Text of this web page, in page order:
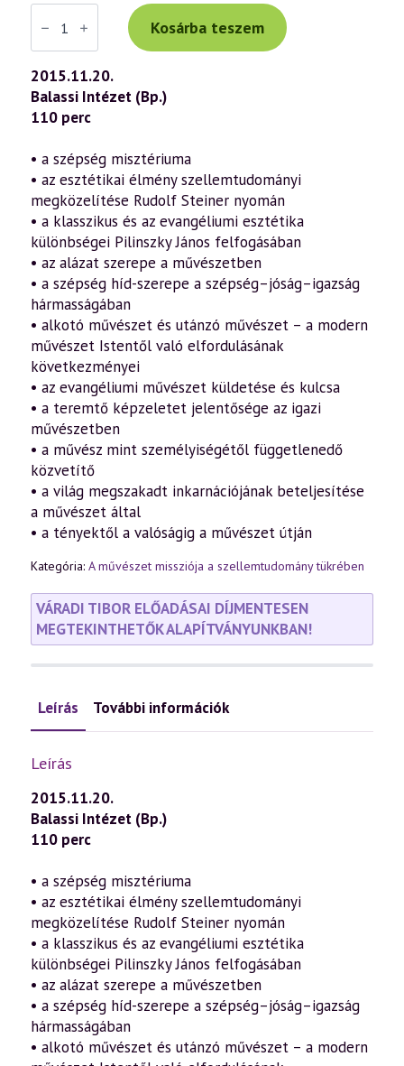
Váradi
Tibor
előadás
(717)
—
A
művészet
missziója
a
fényében
15.
rész
–
Pilinszky
evangéliumi
esztétikája
(2015.11.20.)
mennyiség
Kosárba teszem
2015.11.20.
Balassi Intézet (Bp.)
110 perc
• a szépség misztériuma
• az esztétikai élmény szellemtudományi
megközelítése Rudolf Steiner nyomán
• a klasszikus és az evangéliumi esztétika
különbségei Pilinszky János felfogásában
• az alázat szerepe a művészetben
• a szépség híd-szerepe a szépség–jóság–igazság
hármasságában
• alkotó művészet és utánzó művészet – a modern
művészet Istentől való elfordulásának
következményei
• az evangéliumi művészet küldetése és kulcsa
• a teremtő képzeletet jelentősége az igazi
művészetben
• a művész mint személyiségétől függetlenedő
közvetítő
• a világ megszakadt inkarnációjának beteljesítése
a művészet által
• a tényektől a valóságig a művészet útján
Kategória: A művészet missziója a szellemtudomány tükrében
VÁRADI TIBOR ELŐADÁSAI DÍJMENTESEN
MEGTEKINTHETŐK ALAPÍTVÁNYUNKBAN!
Leírás További információk
Leírás
2015.11.20.
Balassi Intézet (Bp.)
110 perc
• a szépség misztériuma
• az esztétikai élmény szellemtudományi
megközelítése Rudolf Steiner nyomán
• a klasszikus és az evangéliumi esztétika
különbségei Pilinszky János felfogásában
• az alázat szerepe a művészetben
• a szépség híd-szerepe a szépség–jóság–igazság
hármasságában
• alkotó művészet és utánzó művészet – a modern